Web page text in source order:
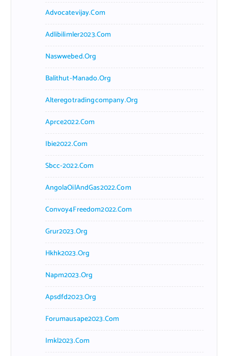
Advocatevijay.com
Adlibilimler2023.com
Naswwebed.org
Balithut-Manado.org
Alteregotradingcompany.org
Aprce2022.com
Ibie2022.com
Sbcc-2022.com
AngolaOilAndGas2022.com
Convoy4Freedom2022.com
Grur2023.org
Hkhk2023.org
Napm2023.org
Apsdfd2023.org
Forumausape2023.com
Imkl2023.com